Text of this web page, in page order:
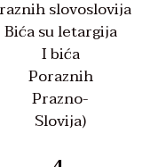
slovoslovija
Bića su letargija
I bića
Poraznih
Prazno-
Slovija)